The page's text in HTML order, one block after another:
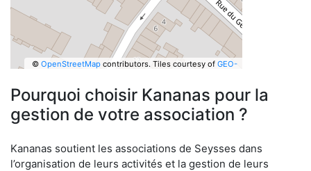
© OpenStreetMapcontributors. Tiles courtesy of GEO-
Pourquoi choisir Kananas pour la
gestion de votre association ?
Kananas soutient les associations de Seysses dans
l’organisation de leurs activités et la gestion de leurs